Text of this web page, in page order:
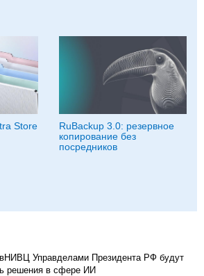
Store
RuBackup 3.0: резервное
копирование без
посредников
Управделами Президента РФ будут
решения в сфере ИИ